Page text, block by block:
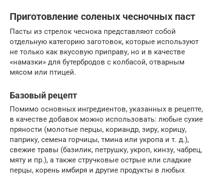
Приготовление соленых чесночных паст
Пасты из стрелок чеснока представляют собой
отдельную категорию заготовок, которые используют
не только как вкусовую приправу, но и в качестве
«намазки» для бутербродов с колбасой, отварным
мясом или птицей.
Базовый рецепт
Помимо основных ингредиентов, указанных в рецепте,
в качестве добавок можно использовать: любые сухие
пряности (молотые перцы, кориандр, зиру, корицу,
паприку, семена горчицы, тмина или укропа и т. д.),
свежие травы (базилик, петрушку, укроп, кинзу, чабрец,
мяту и пр.), а также стручковые острые или сладкие
перцы, корень имбиря и другие продукты в любых